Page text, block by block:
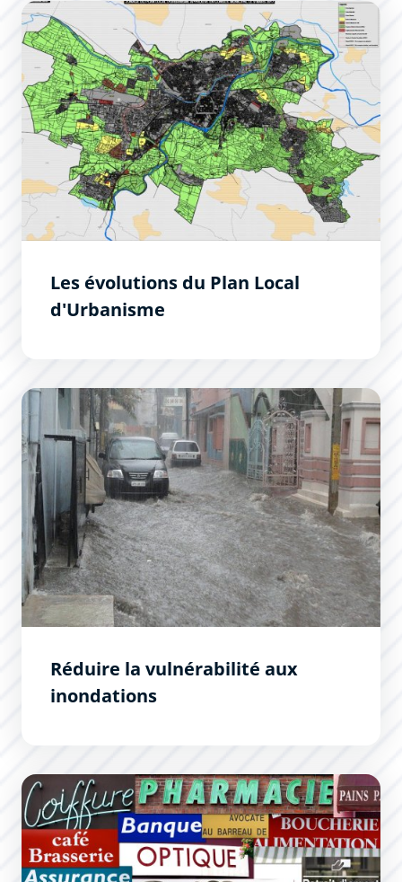
Les évolutions du Plan Local d&#039;Urbanisme
Les évolutions du Plan Local
d'Urbanisme
Réduire la vulnérabilité aux inondations
Réduire la vulnérabilité aux
inondations
Règlement local de la publicité